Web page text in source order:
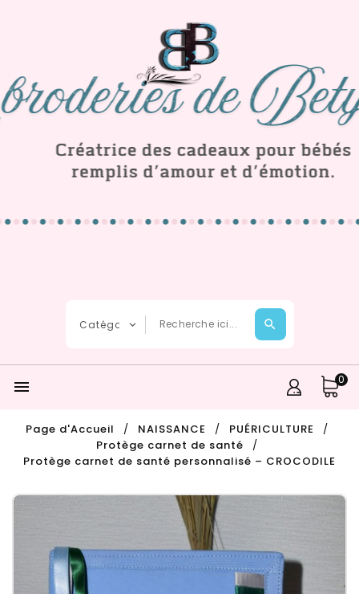
 0
Page d'Accueil NAISSANCE
PUÉRICULTURE
Protège carnet de santé
Protège carnet de santé personnalisé – CROCODILE